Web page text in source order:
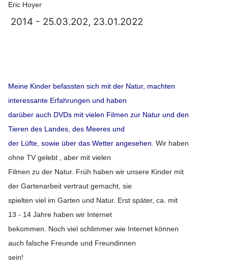
Eric Hoyer
2014 - 25.03.202, 23.01.2022
Meine Kinder befassten sich mit der Natur, machten
interessante Erfahrungen und haben
darüber auch DVDs mit vielen Filmen zur Natur und den
Tieren des Landes, des Meeres und
der Lüfte, sowie über das Wetter angesehen. Wir haben
ohne TV gelebt , aber mit vielen
Filmen zu der Natur. Früh haben wir unsere Kinder mit
der Gartenarbeit vertraut gemacht, sie
spielten viel im Garten und Natur. Erst später, ca. mit
13 - 14 Jahre haben wir Internet
bekommen. Noch viel schlimmer wie Internet können
auch falsche Freunde und Freundinnen
sein!